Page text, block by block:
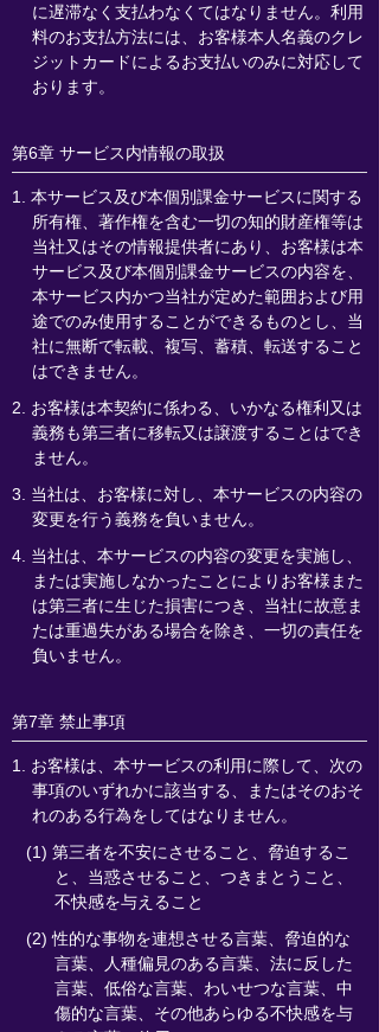
に遅滞なく支払わなくてはなりません。利用
料のお支払方法には、お客様本人名義のクレ
ジットカードによるお支払いのみに対応して
おります。
第6章 サービス内情報の取扱
1. 本サービス及び本個別課金サービスに関する
所有権、著作権を含む一切の知的財産権等は
当社又はその情報提供者にあり、お客様は本
サービス及び本個別課金サービスの内容を、
本サービス内かつ当社が定めた範囲および用
途でのみ使用することができるものとし、当
社に無断で転載、複写、蓄積、転送すること
はできません。
2. お客様は本契約に係わる、いかなる権利又は
義務も第三者に移転又は譲渡することはでき
ません。
3. 当社は、お客様に対し、本サービスの内容の
変更を行う義務を負いません。
4. 当社は、本サービスの内容の変更を実施し、
または実施しなかったことによりお客様また
は第三者に生じた損害につき、当社に故意ま
たは重過失がある場合を除き、一切の責任を
負いません。
第7章 禁止事項
1. お客様は、本サービスの利用に際して、次の
事項のいずれかに該当する、またはそのおそ
れのある行為をしてはなりません。
(1) 第三者を不安にさせること、脅迫するこ
と、当惑させること、つきまとうこと、
不快感を与えること
(2) 性的な事物を連想させる言葉、脅迫的な
言葉、人種偏見のある言葉、法に反した
言葉、低俗な言葉、わいせつな言葉、中
傷的な言葉、その他あらゆる不快感を与